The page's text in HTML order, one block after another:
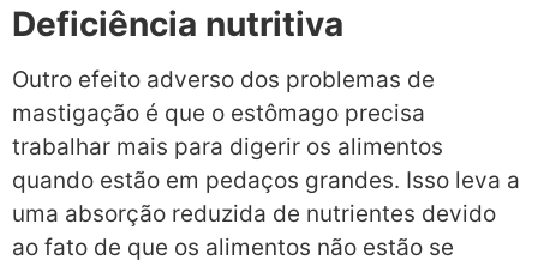
Deficiência nutritiva
Outro efeito adverso dos problemas de
mastigação é que o estômago precisa
trabalhar mais para digerir os alimentos
quando estão em pedaços grandes. Isso leva a
uma absorção reduzida de nutrientes devido
ao fato de que os alimentos não estão se